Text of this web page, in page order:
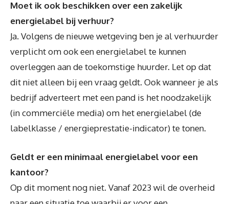
Moet ik ook beschikken over een zakelijk
energielabel bij verhuur?
Ja. Volgens de nieuwe wetgeving ben je al verhuurder
verplicht om ook een energielabel te kunnen
overleggen aan de toekomstige huurder. Let op dat
dit niet alleen bij een vraag geldt. Ook wanneer je als
bedrijf adverteert met een pand is het noodzakelijk
(in commerciële media) om het energielabel (de
labelklasse / energieprestatie-indicator) te tonen.
Geldt er een minimaal energielabel voor een
kantoor?
Op dit moment nog niet. Vanaf 2023 wil de overheid